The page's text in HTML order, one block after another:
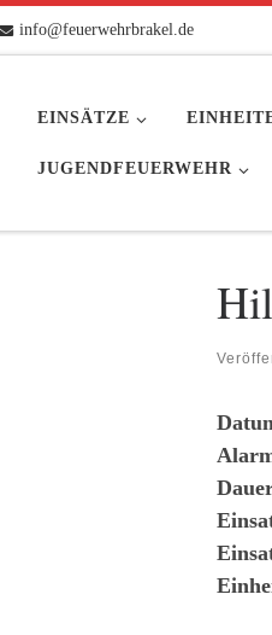
info@feuerwehrbrakel.de
EINSÄTZE
JUGENDFEUERWEHR